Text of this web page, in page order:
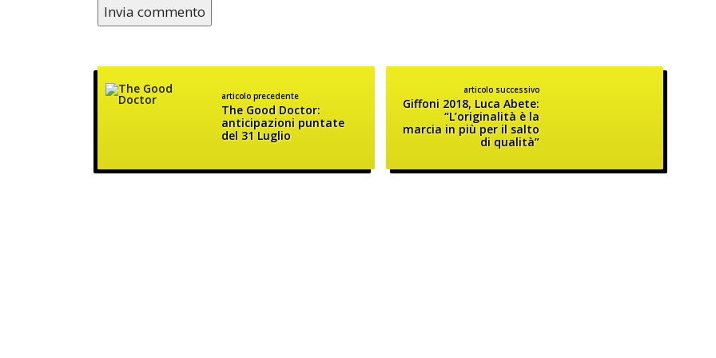
articolo precedente
The Good Doctor:
anticipazioni puntate
del 31 Luglio
articolo successivo
Giffoni 2018, Luca Abete:
“L’originalità è la
marcia in più per il salto
di qualità”